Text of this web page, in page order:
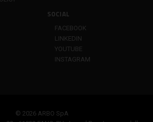
SOCIAL
FACEBOOK
LINKEDIN
YOUTUBE
INSTAGRAM
© 2026 ARBO SpA